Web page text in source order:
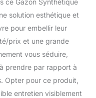
ce Gazon Synthétique
solution esthétique et
pour embellir leur
prix et une grande
vous séduire,
prendre par rapport à
Opter pour ce produit,
entretien visiblement